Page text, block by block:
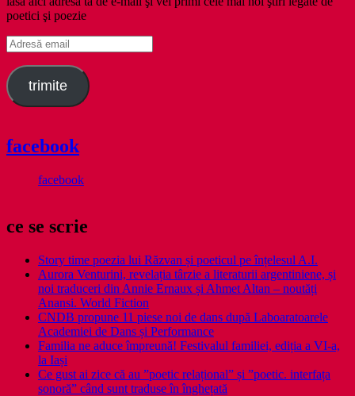
poetici şi poezie
Adresă
email
trimite
facebook
facebook
ce se scrie
Story time poezia lui Răzvan și poeticul pe înțelesul A.I.
Aurora Venturini, revelația târzie a literaturii argentiniene, și
noi traduceri din Annie Ernaux și Ahmet Altan – noutăți
Anansi. World Fiction
CNDB propune 11 piese noi de dans după Laboaratoarele
Academiei de Dans și Performance
Familia ne aduce împreună! Festivalul familiei, ediția a VI-a,
la Iași
Ce gust ai zice că au ”poetic relațional” și ”poetic. interfața
sonoră” când sunt traduse în înghețată